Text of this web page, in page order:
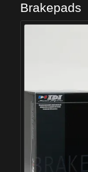
Brakepads